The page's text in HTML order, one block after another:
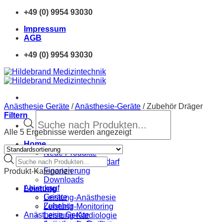
Zum
springen
+49 (0) 9954 93030
Impressum
AGB
+49 (0) 9954 93030
search
Home
Neue Produkte
Sprechstundenbedarf
Finanzierung
Downloads
Leistung
Leistung-Anästhesie
Leistung-Monitoring
Leistung-Kardiologie
Anästhesie Geräte /Anästhesie-Geräte /Zubehör Dräger
Filtern
Alle 5 Ergebnisse werden angezeigt
Products
search
Produkt-Kategorien
Abverkauf
Geräte
Zubehör
Anästhesie Geräte